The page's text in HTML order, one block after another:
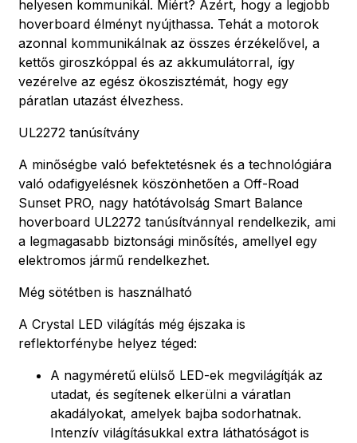
helyesen kommunikál. Miért? Azért, hogy a legjobb
hoverboard élményt nyújthassa. Tehát a motorok
azonnal kommunikálnak az összes érzékelővel, a
kettős giroszkóppal és az akkumulátorral, így
vezérelve az egész ökoszisztémát, hogy egy
páratlan utazást élvezhess.
UL2272 tanúsítvány
A minőségbe való befektetésnek és a technológiára
való odafigyelésnek köszönhetően a Off-Road
Sunset PRO, nagy hatótávolság Smart Balance
hoverboard UL2272 tanúsítvánnyal rendelkezik, ami
a legmagasabb biztonsági minősítés, amellyel egy
elektromos jármű rendelkezhet.
Még sötétben is használható
A Crystal LED világítás még éjszaka is
reflektorfénybe helyez téged:
A nagyméretű elülső LED-ek megvilágítják az
utadat, és segítenek elkerülni a váratlan
akadályokat, amelyek bajba sodorhatnak.
Intenzív világításukkal extra láthatóságot is